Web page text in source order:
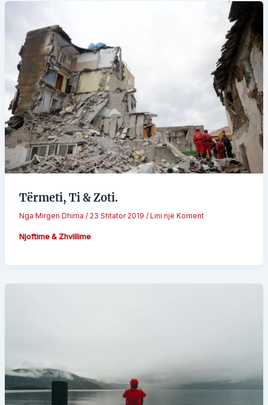
Tërmeti, Ti & Zoti.
Nga Mirgen Dhima / 23 Shtator 2019 / Lini një Koment
Njoftime & Zhvillime